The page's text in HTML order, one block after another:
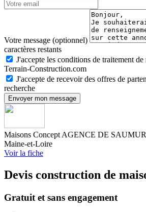
Votre message (optionnel)
caractères restants
J'accepte les conditions de traitement de
Terrain-Construction.com
J'accepte de recevoir des offres de
recherche
Envoyer mon message
Maisons Concept AGENCE DE
Maine-et-Loire
Voir la fiche
Devis construction de
Gratuit et sans engagement